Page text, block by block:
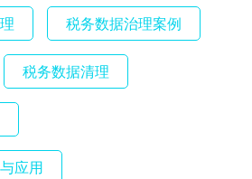
税务数据治理案例
税务数据清理
应用